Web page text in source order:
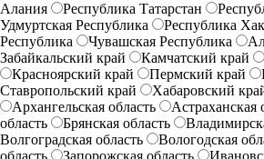
Алания
Республика Татарстан
Удмуртская Республика
Республика
Республика
Чувашская Республика
Забайкальский край
Камчатский край
Красноярский край
Пермский край
Ставропольский край
Хабаровский
Архангельская область
Астраханская
область
Брянская область
Волгоградская область
Вологодская
область
Запорожская область